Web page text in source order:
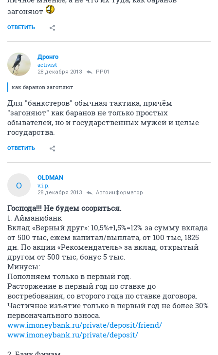
загоняют
ОТВЕТИТЬ
Дронго
activist
28 декабря 2013 PP01
как баранов загоняют
Для "банкстеров" обычная тактика, причём
"загоняют" как баранов не только простых
обывателей, но и государственных мужей и целые
государства.
ОТВЕТИТЬ
O
OLDMAN
v.i.p.
28 декабря 2013 Автоинформатор
Господа!!! Не будем ссориться.
1. Айманибанк
Вклад «Верный друг»: 10,5%+1,5%=12% за сумму вклада
от 500 тыс, ежем капитал/выплата, от 100 тыс, 1825
дн. По акции «Рекомендатель» за вклад, открытый
другом от 500 тыс, бонус 5 тыс.
Минусы:
Пополняем только в первый год.
Расторжение в первый год по ставке до
востребования, со второго года по ставке договора.
Частичное изъятие только в первый год не более 30%
первоначального взноса.
www.imoneybank.ru/private/deposit/friend/
www.imoneybank.ru/private/deposit/